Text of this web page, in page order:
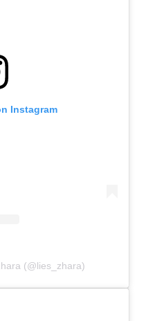
Instagram
(@lies_zhara)